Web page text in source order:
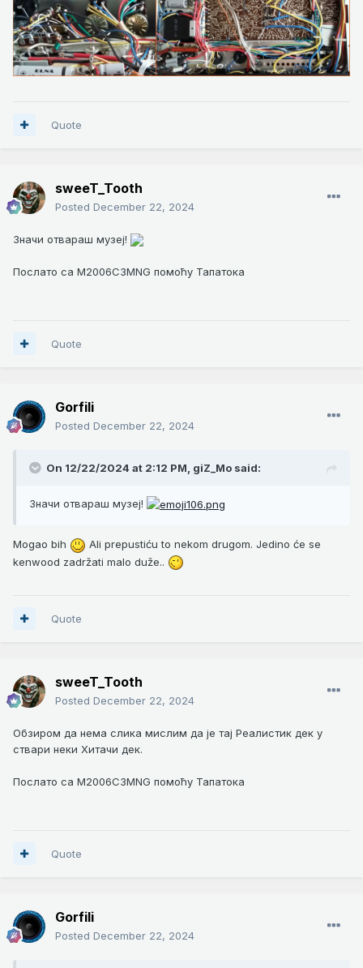
Quote
sweeT_Tooth
Posted December 22, 2024
Значи отвараш музеј!
Послато са M2006C3MNG помоћу Тапатока
Quote
Gorfili
Posted December 22, 2024
On 12/22/2024 at 2:12 PM, giZ_Mo said:
Значи отвараш музеј!
Mogao bih
Ali prepustiću to nekom drugom. Jedino će se
kenwood zadržati malo duže..
Quote
sweeT_Tooth
Posted December 22, 2024
Обзиром да нема слика мислим да је тај Реалистик дек у
ствари неки Хитачи дек.
Послато са M2006C3MNG помоћу Тапатока
Quote
Gorfili
Posted December 22, 2024